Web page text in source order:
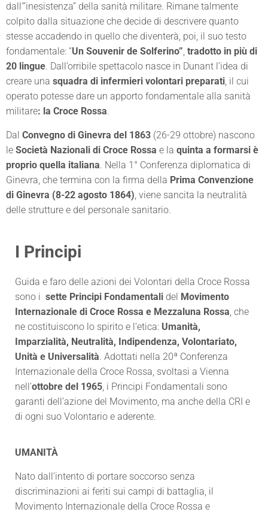
dall'”inesistenza” della sanità militare. Rimane talmente
colpito dalla situazione che decide di descrivere quanto
stesse accadendo in quello che diventerà, poi, il suo testo
fondamentale: “Un Souvenir de Solferino”, tradotto in più di
20 lingue. Dall’orribile spettacolo nasce in Dunant l’idea di
creare una squadra di infermieri volontari preparati, il cui
operato potesse dare un apporto fondamentale alla sanità
militare: la Croce Rossa.
Dal Convegno di Ginevra del 1863 (26-29 ottobre) nascono
le Società Nazionali di Croce Rossa e la quinta a formarsi è
proprio quella italiana. Nella 1° Conferenza diplomatica di
Ginevra, che termina con la firma della Prima Convenzione
di Ginevra (8-22 agosto 1864), viene sancita la neutralità
delle strutture e del personale sanitario.
I Principi
Guida e faro delle azioni dei Volontari della Croce Rossa
sono i sette Principi Fondamentali del Movimento
Internazionale di Croce Rossa e Mezzaluna Rossa, che
ne costituiscono lo spirito e l’etica: Umanità,
Imparzialità, Neutralità, Indipendenza, Volontariato,
Unità e Universalità. Adottati nella 20ª Conferenza
Internazionale della Croce Rossa, svoltasi a Vienna
nell’ottobre del 1965, i Principi Fondamentali sono
garanti dell’azione del Movimento, ma anche della CRI e
di ogni suo Volontario e aderente.
UMANITÀ
Nato dall’intento di portare soccorso senza
discriminazioni ai feriti sui campi di battaglia, il
Movimento Internazionale della Croce Rossa e